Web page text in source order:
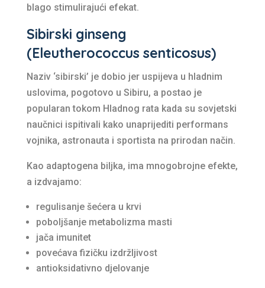
blago stimulirajući efekat.
Sibirski ginseng
(Eleutherococcus senticosus)
Naziv ‘sibirski’ je dobio jer uspijeva u hladnim
uslovima, pogotovo u Sibiru, a postao je
popularan tokom Hladnog rata kada su sovjetski
naučnici ispitivali kako unaprijediti performans
vojnika, astronauta i sportista na prirodan način.
Kao adaptogena biljka, ima mnogobrojne efekte,
a izdvajamo:
regulisanje šećera u krvi
poboljšanje metabolizma masti
jača imunitet
povećava fizičku izdržljivost
antioksidativno djelovanje